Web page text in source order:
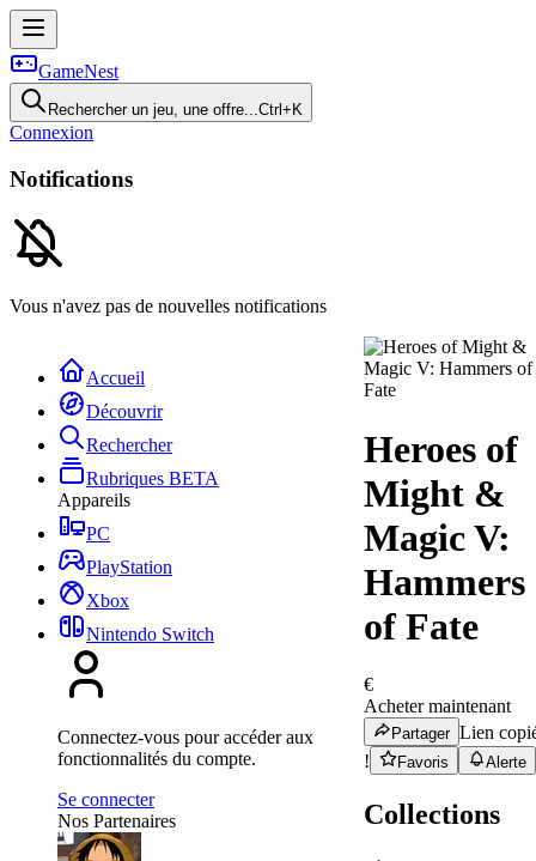
GameNest
Rechercher un jeu, une offre...Ctrl+K
Connexion
Notifications
Vous n'avez pas de nouvelles notifications
Accueil
Découvrir
Rechercher
Rubriques BETA
Appareils
PC
PlayStation
Xbox
Nintendo Switch
Connectez-vous pour accéder aux
fonctionnalités du compte.
Se connecter
Nos Partenaires
Heroes of
Might &
Magic V:
Hammers
of Fate
€
Acheter maintenant
Partager Lien
!
Favoris Alerte
Collections